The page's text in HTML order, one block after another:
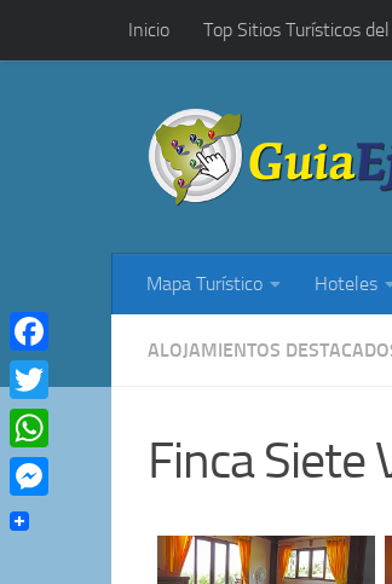
Saltar al contenido
Inicio Top Sitios Turísticos
Mapa Turístico Hoteles
ALOJAMIENTOS
Finca Siete
Facebook
Twitter
WhatsApp
Messenger